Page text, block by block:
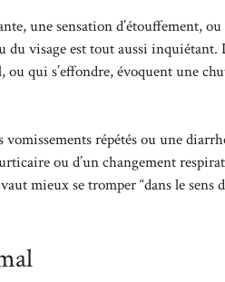
une sensation d’étouffement, ou
visage est tout aussi inquiétant.
qui s’effondre, évoquent une
répétés ou une
ou d’un changement
mieux se tromper “dans le sens